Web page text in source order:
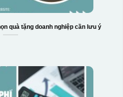
quà tặng doanh nghiệp cần lưu ý